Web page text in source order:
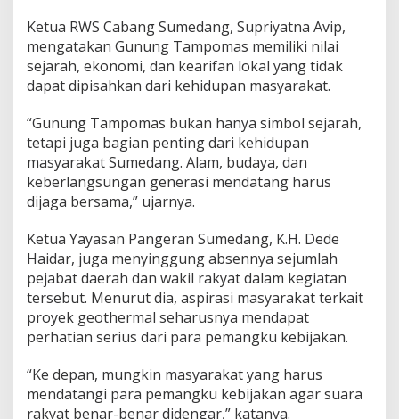
Ketua RWS Cabang Sumedang, Supriyatna Avip,
mengatakan Gunung Tampomas memiliki nilai
sejarah, ekonomi, dan kearifan lokal yang tidak
dapat dipisahkan dari kehidupan masyarakat.
“Gunung Tampomas bukan hanya simbol sejarah,
tetapi juga bagian penting dari kehidupan
masyarakat Sumedang. Alam, budaya, dan
keberlangsungan generasi mendatang harus
dijaga bersama,” ujarnya.
Ketua Yayasan Pangeran Sumedang, K.H. Dede
Haidar, juga menyinggung absennya sejumlah
pejabat daerah dan wakil rakyat dalam kegiatan
tersebut. Menurut dia, aspirasi masyarakat terkait
proyek geothermal seharusnya mendapat
perhatian serius dari para pemangku kebijakan.
“Ke depan, mungkin masyarakat yang harus
mendatangi para pemangku kebijakan agar suara
rakyat benar-benar didengar,” katanya.